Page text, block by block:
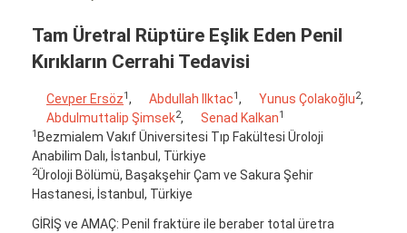
Tam Üretral Rüptüre Eşlik Eden Penil
Kırıkların Cerrahi Tedavisi
Cevper Ersöz1, Abdullah Ilktac1, Yunus Çolakoğlu2,
Abdulmuttalip Şimsek2, Senad Kalkan1
1 Bezmialem Vakıf Üniversitesi Tıp Fakültesi Üroloji
Anabilim Dalı, İstanbul, Türkiye
2Üroloji Bölümü, Başakşehir Çam ve Sakura Şehir
Hastanesi, İstanbul, Türkiye
GİRİŞ ve AMAÇ: Penil fraktüre ile beraber total üretra